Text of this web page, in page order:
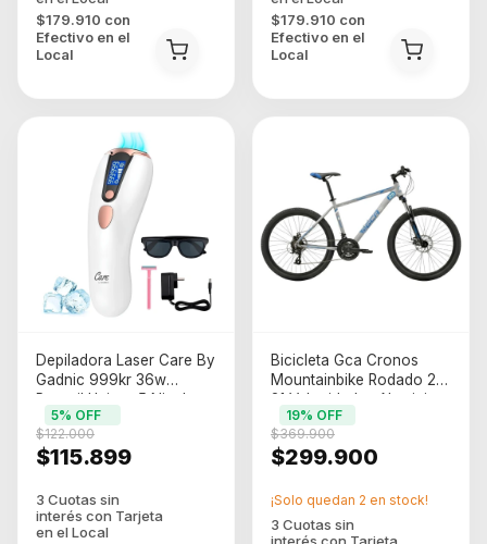
$179.910 con
Efectivo en el
Local
$179.910 con
Efectivo en el
Local
Depiladora Laser Care By
Gadnic 999kr 36w
Portatil Unisex 5 Niveles
(DEPI0017)
$115.899
$122.000
5% OFF
Bicicleta Gca Cronos
Mountainbike Rodado 29
21 Velocidades Aluminio
Azul/Plata
$299.900
$369.900
19% OFF
¡Solo quedan 2 en stock!